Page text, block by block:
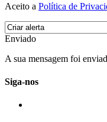
Aceito a Política de
Enviado
A sua mensagem foi
Siga-nos